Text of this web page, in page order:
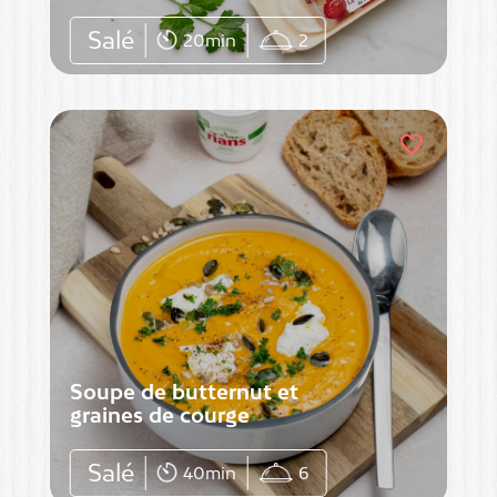
Salé 20min 2
favorite
Soupe de butternut et
graines de courge
Salé 40min 6